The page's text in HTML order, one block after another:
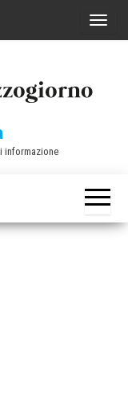
C
a
v
informazione